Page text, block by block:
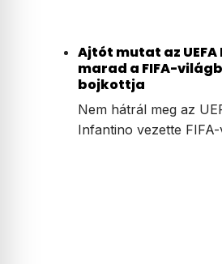
Ajtót mutat az
marad a FIFA-
bojkottja
Nem hátrál meg az
Infantino vezette